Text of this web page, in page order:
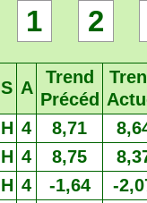
1 2
S A
Trend
Précéd
H 4 8,71
H 4 8,75
H 4 -1,64 -